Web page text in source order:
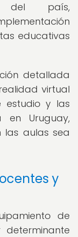
del país,
educativas
detallada
virtual
estudio y las
en Uruguay,
aulas sea
y
de